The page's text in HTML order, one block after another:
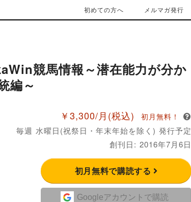
初めての方へ メルマガ発行
競馬情報～潜在能力が分か
編～
￥3,300/月 (税込)
初月無料！
毎週 水曜日(祝祭日・年末年始を除く) 発行予定
創刊日: 2016年7月6日
初月無料で購読する
Googleアカウントで購読